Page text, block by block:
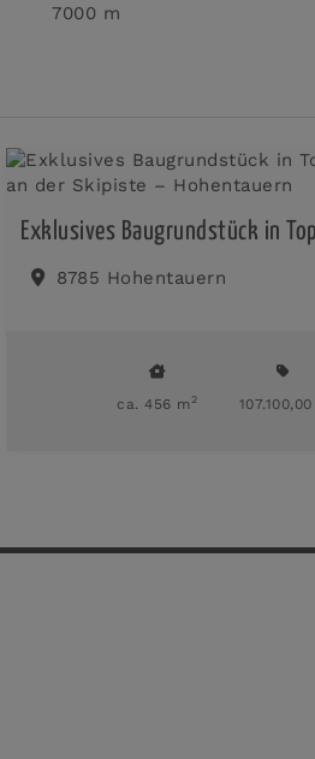
7000 m
8785 Hohentauern
ca. 456 m2